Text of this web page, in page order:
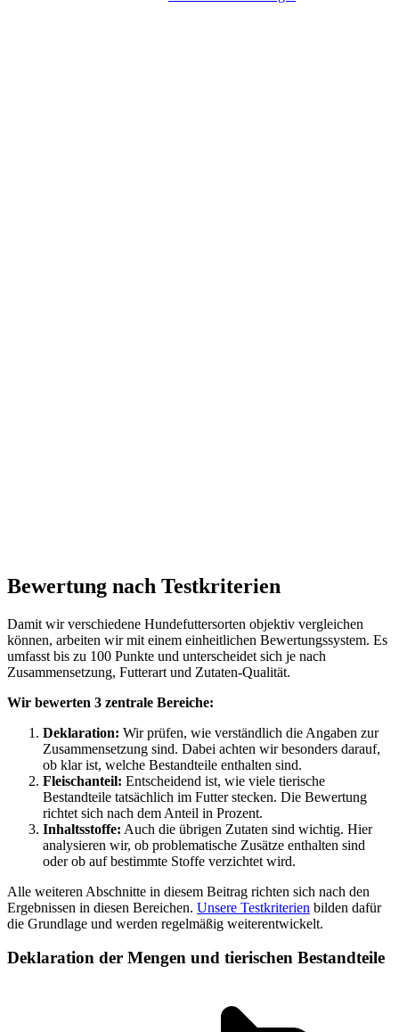
Bewertung nach Testkriterien
Damit wir verschiedene Hundefuttersorten objektiv vergleichen
können, arbeiten wir mit einem einheitlichen Bewertungssystem. Es
umfasst bis zu 100 Punkte und unterscheidet sich je nach
Zusammensetzung, Futterart und Zutaten-Qualität.
Wir bewerten 3 zentrale Bereiche:
Deklaration: Wir prüfen, wie verständlich die Angaben zur
Zusammensetzung sind. Dabei achten wir besonders darauf,
ob klar ist, welche Bestandteile enthalten sind.
Fleischanteil: Entscheidend ist, wie viele tierische
Bestandteile tatsächlich im Futter stecken. Die Bewertung
richtet sich nach dem Anteil in Prozent.
Inhaltsstoffe: Auch die übrigen Zutaten sind wichtig. Hier
analysieren wir, ob problematische Zusätze enthalten sind
oder ob auf bestimmte Stoffe verzichtet wird.
Alle weiteren Abschnitte in diesem Beitrag richten sich nach den
Ergebnissen in diesen Bereichen. Unsere Testkriterien bilden dafür
die Grundlage und werden regelmäßig weiterentwickelt.
Deklaration der Mengen und tierischen Bestandteile